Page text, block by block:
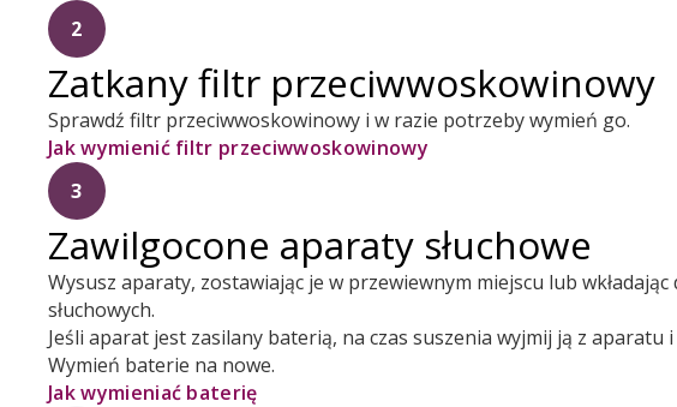
2
Zatkany filtr przeciwwoskowinowy
Sprawdź filtr przeciwwoskowinowy i w razie potrzeby wymień go.
Jak wymienić filtr przeciwwoskowinowy
3
Zawilgocone aparaty słuchowe
Wysusz aparaty, zostawiając je w przewiewnym miejscu lub
słuchowych.
Jeśli aparat jest zasilany baterią, na czas suszenia wyjmij ją z
Wymień baterie na nowe.
Jak wymieniać baterię